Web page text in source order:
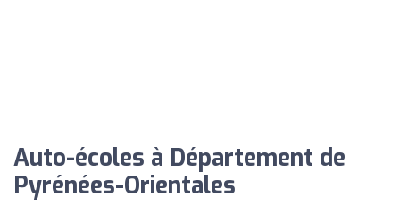
Auto-écoles à Département de
Pyrénées-Orientales